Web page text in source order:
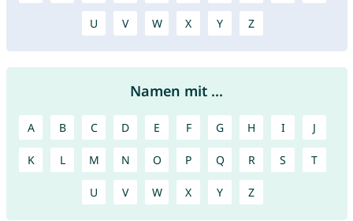
U V W X Y Z
Namen mit ...
A B C D E F G H I J
K L M N O P Q R S T
U V W X Y Z